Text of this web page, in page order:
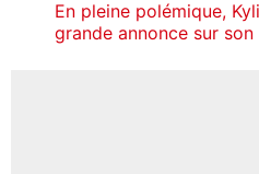
En pleine polémique,
grande annonce sur